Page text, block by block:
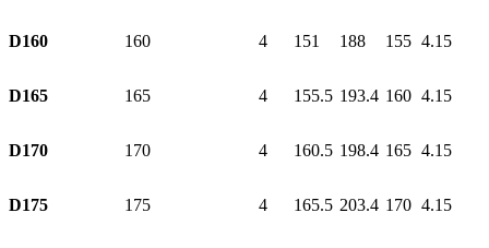
D160 160 4 151 188 155 4.15
D165 165 4 155.5 193.4 160 4.15
D170 170 4 160.5 198.4 165 4.15
D175 175 4 165.5 203.4 170 4.15